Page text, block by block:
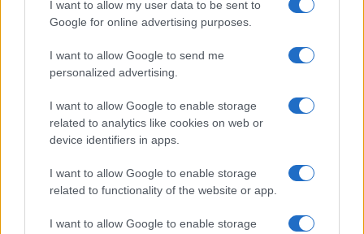
I want to allow my user data to be sent to
Google for online advertising purposes.
I want to allow Google to send me
personalized advertising.
I want to allow Google to enable storage
related to analytics like cookies on web or
device identifiers in apps.
I want to allow Google to enable storage
related to functionality of the website or app.
I want to allow Google to enable storage
Quienes somos
Señala una noticia